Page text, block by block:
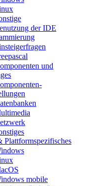
der IDE
und
Plattformspezifisches
mobile